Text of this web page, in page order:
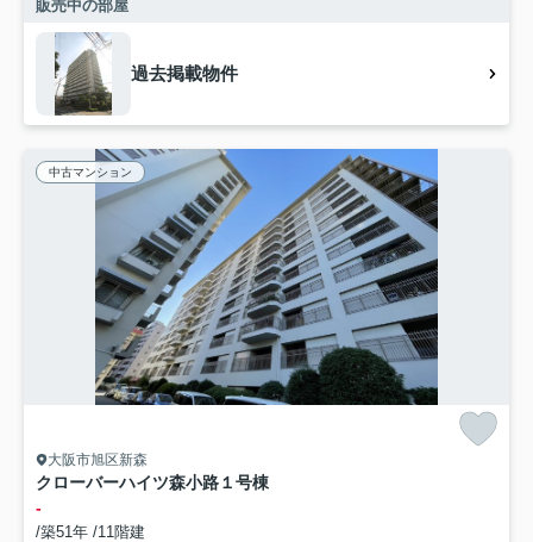
販売中の部屋
過去掲載物件
中古マンション
大阪市旭区新森
クローバーハイツ森小路１号棟
-
/築51年 /11階建